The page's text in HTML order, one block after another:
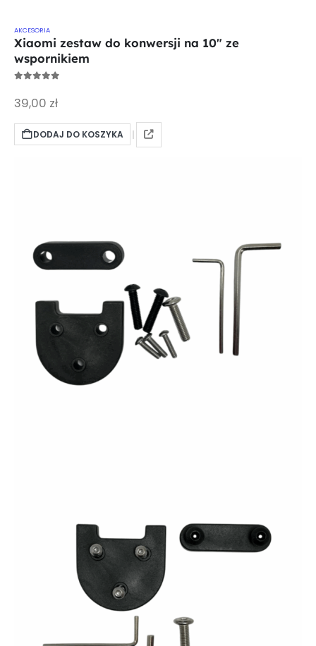
AKCESORIA
Xiaomi zestaw do konwersji na 10" ze
wspornikiem
39,00 zł
DODAJ DO KOSZYKA